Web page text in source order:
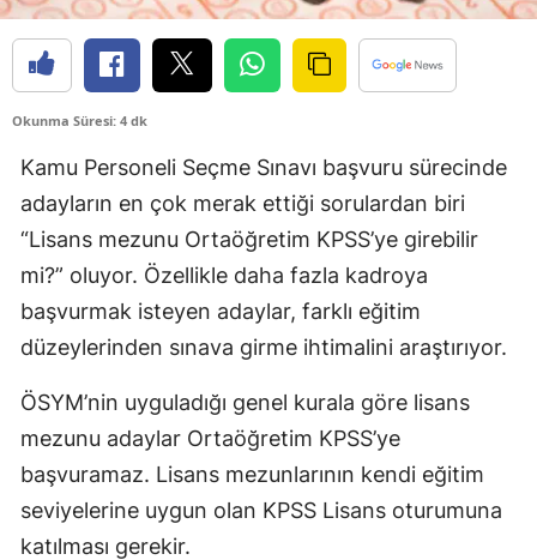
Okunma Süresi: 4 dk
Kamu Personeli Seçme Sınavı başvuru sürecinde
adayların en çok merak ettiği sorulardan biri
“Lisans mezunu Ortaöğretim KPSS’ye girebilir
mi?” oluyor. Özellikle daha fazla kadroya
başvurmak isteyen adaylar, farklı eğitim
düzeylerinden sınava girme ihtimalini araştırıyor.
ÖSYM’nin uyguladığı genel kurala göre lisans
mezunu adaylar Ortaöğretim KPSS’ye
başvuramaz. Lisans mezunlarının kendi eğitim
seviyelerine uygun olan KPSS Lisans oturumuna
katılması gerekir.